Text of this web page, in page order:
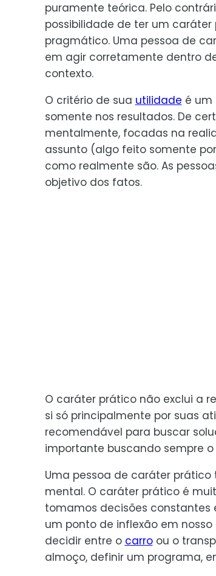
puramente teórica. Pelo
possibilidade de ter um caráter
pragmático. Uma pessoa de
em agir corretamente dentro
contexto.
O critério de sua utilidade é um
somente nos resultados. De
mentalmente, focadas na
assunto (algo feito somente
como realmente são. As
objetivo dos fatos.
O caráter prático não exclui a
si só principalmente por suas
recomendável para buscar
importante buscando sempre o
Uma pessoa de caráter
mental. O caráter prático é
tomamos decisões constantes
um ponto de inflexão em
decidir entre o carroou o
almoço, definir um programa,